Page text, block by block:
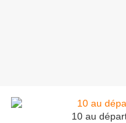
10 au